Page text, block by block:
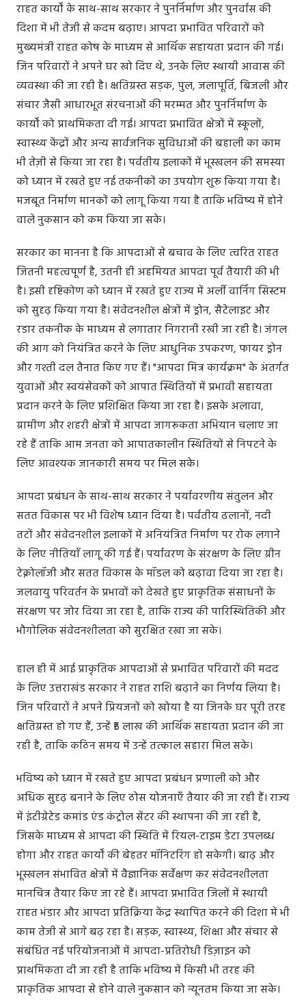
राहत कार्यों के साथ-साथ सरकार ने पुनर्निर्माण और पुनर्वास की
दिशा में भी तेजी से कदम बढ़ाए। आपदा प्रभावित परिवारों को
मुख्यमंत्री राहत कोष के माध्यम से आर्थिक सहायता प्रदान की गई।
जिन परिवारों ने अपने घर खो दिए थे, उनके लिए स्थायी आवास की
व्यवस्था की जा रही है। क्षतिग्रस्त सड़क, पुल, जलापूर्ति, बिजली और
संचार जैसी आधारभूत संरचनाओं की मरम्मत और पुनर्निर्माण के
कार्यों को प्राथमिकता दी गई। आपदा प्रभावित क्षेत्रों में स्कूलों,
स्वास्थ्य केंद्रों और अन्य सार्वजनिक सुविधाओं की बहाली का काम
भी तेज़ी से किया जा रहा है। पर्वतीय इलाकों में भूस्खलन की समस्या
को ध्यान में रखते हुए नई तकनीकों का उपयोग शुरू किया गया है।
मजबूत निर्माण मानकों को लागू किया गया है ताकि भविष्य में होने
वाले नुकसान को कम किया जा सके।
सरकार का मानना है कि आपदाओं से बचाव के लिए त्वरित राहत
जितनी महत्वपूर्ण है, उतनी ही अहमियत आपदा पूर्व तैयारी की भी
है। इसी दृष्टिकोण को ध्यान में रखते हुए राज्य में अर्ली वार्निंग सिस्टम
को सुदृढ़ किया गया है। संवेदनशील क्षेत्रों में ड्रोन, सैटेलाइट और
रडार तकनीक के माध्यम से लगातार निगरानी रखी जा रही है। जंगल
की आग को नियंत्रित करने के लिए आधुनिक उपकरण, फायर ड्रोन
और गश्ती दल तैनात किए गए हैं। "आपदा मित्र कार्यक्रम" के अंतर्गत
युवाओं और स्वयंसेवकों को आपात स्थितियों में प्रभावी सहायता
प्रदान करने के लिए प्रशिक्षित किया जा रहा है। इसके अलावा,
ग्रामीण और शहरी क्षेत्रों में आपदा जागरूकता अभियान चलाए जा
रहे हैं ताकि आम जनता को आपातकालीन स्थितियों से निपटने के
लिए आवश्यक जानकारी समय पर मिल सके।
आपदा प्रबंधन के साथ-साथ सरकार ने पर्यावरणीय संतुलन और
सतत विकास पर भी विशेष ध्यान दिया है। पर्वतीय ढलानों, नदी
तटों और संवेदनशील इलाकों में अनियंत्रित निर्माण पर रोक लगाने
के लिए नीतियाँ लागू की गई हैं। पर्यावरण के संरक्षण के लिए ग्रीन
टेक्नोलॉजी और सतत विकास के मॉडल को बढ़ावा दिया जा रहा है।
जलवायु परिवर्तन के प्रभावों को देखते हुए प्राकृतिक संसाधनों के
संरक्षण पर जोर दिया जा रहा है, ताकि राज्य की पारिस्थितिकी और
भौगोलिक संवेदनशीलता को सुरक्षित रखा जा सके।
हाल ही में आई प्राकृतिक आपदाओं से प्रभावित परिवारों की मदद
के लिए उत्तराखंड सरकार ने राहत राशि बढ़ाने का निर्णय लिया है।
जिन परिवारों ने अपने प्रियजनों को खोया है या जिनके घर पूरी तरह
क्षतिग्रस्त हो गए हैं, उन्हें ₹5 लाख की आर्थिक सहायता प्रदान की जा
रही है, ताकि कठिन समय में उन्हें तत्काल सहारा मिल सके।
भविष्य को ध्यान में रखते हुए आपदा प्रबंधन प्रणाली को और
अधिक सुदृढ़ बनाने के लिए ठोस योजनाएँ तैयार की जा रही हैं। राज्य
में इंटीग्रेटेड कमांड एंड कंट्रोल सेंटर की स्थापना की जा रही है,
जिसके माध्यम से आपदा की स्थिति में रियल-टाइम डेटा उपलब्ध
होगा और राहत कार्यों की बेहतर मॉनिटरिंग हो सकेगी। बाढ़ और
भूस्खलन संभावित क्षेत्रों में वैज्ञानिक सर्वेक्षण कर संवेदनशीलता
मानचित्र तैयार किए जा रहे हैं। आपदा प्रभावित जिलों में स्थायी
राहत भंडार और आपदा प्रतिक्रिया केंद्र स्थापित करने की दिशा में भी
काम तेजी से आगे बढ़ रहा है। सड़क, स्वास्थ्य, शिक्षा और संचार से
संबंधित नई परियोजनाओं में आपदा-प्रतिरोधी डिज़ाइन को
प्राथमिकता दी जा रही है ताकि भविष्य में किसी भी तरह की
प्राकृतिक आपदा से होने वाले नुकसान को न्यूनतम किया जा सके।